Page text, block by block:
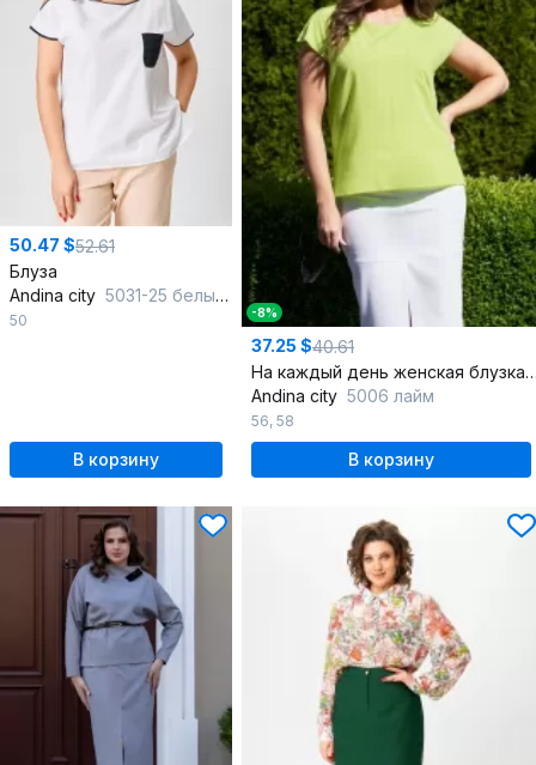
50.47 $52.61
Блуза
Andina city 5031-25 белый-черный
50
В корзину
-8%
37.25 $40.61
На каждый день женская блузка
Andina city 5006 лайм
56, 58
В корзину